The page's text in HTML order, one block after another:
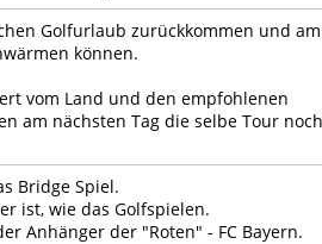
Golfurlaub zurückkommen und am
können.
vom Land und den empfohlenen
am nächsten Tag die selbe Tour noch
Bridge Spiel.
ist, wie das Golfspielen.
Anhänger der "Roten" - FC Bayern.